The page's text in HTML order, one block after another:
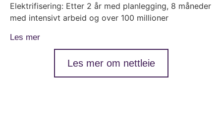
Elektrifisering: Etter 2 år med planlegging, 8 måneder
med intensivt arbeid og over 100 millioner
Les mer
Les mer om nettleie